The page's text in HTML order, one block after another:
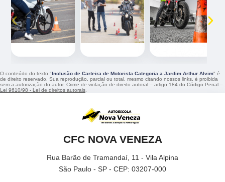
‹ ›
O conteúdo do texto " Inclusão de Carteira de Motorista Categoria a Jardim Arthur Alvim" é
de direito reservado. Sua reprodução, parcial ou total, mesmo citando nossos links, é proibida
sem a autorização do autor. Crime de violação de direito autoral – artigo 184 do Código Penal –
Lei 9610/98 - Lei de direitos autorais.
CFC NOVA VENEZA
Rua Barão de Tramandaí, 11 - Vila Alpina
São Paulo - SP - CEP: 03207-000